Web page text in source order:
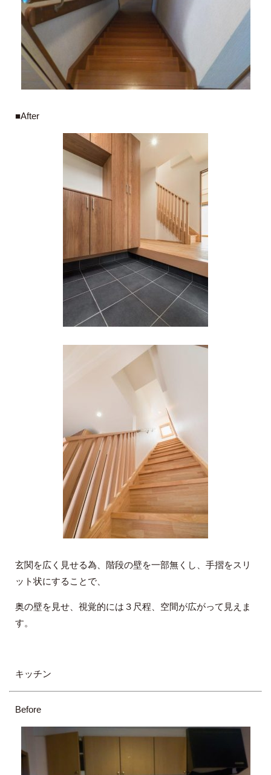
■After
玄関を広く見せる為、階段の壁を一部無くし、手摺をスリ
ット状にすることで、
奥の壁を見せ、視覚的には３尺程、空間が広がって見えま
す。
キッチン
Before